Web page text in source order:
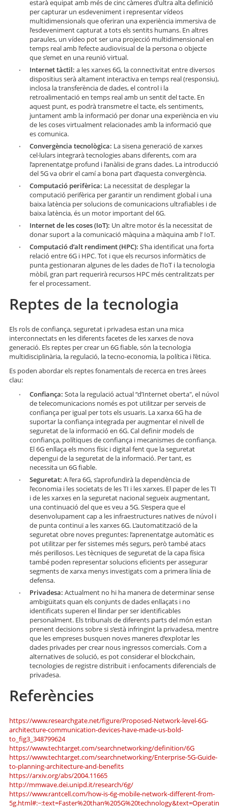
estarà equipat amb més de cinc càmeres d’ultra alta definició
per capturar un esdeveniment i representar vídeos
multidimensionals que oferiran una experiència immersiva de
l’esdeveniment capturat a tots els sentits humans. En altres
paraules, un vídeo pot ser una projecció multidimensional en
temps real amb l’efecte audiovisual de la persona o objecte
que s’emet en una reunió virtual.
Internet tàctil: a les xarxes 6G, la connectivitat entre diversos
dispositius serà altament interactiva en temps real (responsiu),
inclosa la transferència de dades, el control i la
retroalimentació en temps real amb un sentit del tacte. En
aquest punt, es podrà transmetre el tacte, els sentiments,
juntament amb la informació per donar una experiència en viu
de les coses virtualment relacionades amb la informació que
es comunica.
Convergència tecnològica: La sisena generació de xarxes
cel·lulars integrarà tecnologies abans diferents, com ara
l’aprenentatge profund i l’anàlisi de grans dades. La introducció
del 5G va obrir el camí a bona part d’aquesta convergència.
Computació perifèrica: La necessitat de desplegar la
computació perifèrica per garantir un rendiment global i una
baixa latència per solucions de comunicacions ultrafiables i de
baixa latència, és un motor important del 6G.
Internet de les coses (IoT): Un altre motor és la necessitat de
donar suport a la comunicació màquina a màquina amb l’ IoT.
Computació d’alt rendiment (HPC): S’ha identificat una forta
relació entre 6G i HPC. Tot i que els recursos informàtics de
punta gestionaran algunes de les dades de l’IoT i la tecnologia
mòbil, gran part requerirà recursos HPC més centralitzats per
fer el processament.
Reptes de la tecnologia
Els rols de confiança, seguretat i privadesa estan una mica
interconnectats en les diferents facetes de les xarxes de nova
generació. Els reptes per crear un 6G fiable, són la tecnologia
multidisciplinària, la regulació, la tecno-economia, la política i l’ètica.
Es poden abordar els reptes fonamentals de recerca en tres àrees
clau:
Confiança: Sota la regulació actual “d’Internet oberta", el núvol
de telecomunicacions només es pot utilitzar per serveis de
confiança per igual per tots els usuaris. La xarxa 6G ha de
suportar la confiança integrada per augmentar el nivell de
seguretat de la informació en 6G. Cal definir models de
confiança, polítiques de confiança i mecanismes de confiança.
El 6G enllaça els mons físic i digital fent que la seguretat
depengui de la seguretat de la informació. Per tant, es
necessita un 6G fiable.
Seguretat: A l’era 6G, s’aprofundirà la dependència de
l’economia i les societats de les TI i les xarxes. El paper de les TI
i de les xarxes en la seguretat nacional segueix augmentant,
una continuació del que es veu a 5G. S’espera que el
desenvolupament cap a les infraestructures natives de núvol i
de punta continuï a les xarxes 6G. L’automatització de la
seguretat obre noves preguntes: l’aprenentatge automàtic es
pot utilitzar per fer sistemes més segurs, però també atacs
més perillosos. Les tècniques de seguretat de la capa física
també poden representar solucions eficients per assegurar
segments de xarxa menys investigats com a primera línia de
defensa.
Privadesa: Actualment no hi ha manera de determinar sense
ambigüitats quan els conjunts de dades enllaçats i no
identificats superen el llindar per ser identificables
personalment. Els tribunals de diferents parts del món estan
prenent decisions sobre si s’està infringint la privadesa, mentre
que les empreses busquen noves maneres d’explotar les
dades privades per crear nous ingressos comercials. Com a
alternatives de solució, es pot considerar el blockchain,
tecnologies de registre distribuït i enfocaments diferencials de
privadesa.
Referències
https://www.researchgate.net/figure/Proposed-Network-level-6G-
architecture-communication-devices-have-made-us-bold-
to_fig3_348799624
https://www.techtarget.com/searchnetworking/definition/6G
https://www.techtarget.com/searchnetworking/Enterprise-5G-Guide-
to-planning-architecture-and-benefits
https://arxiv.org/abs/2004.11665
http://mmwave.dei.unipd.it/research/6g/
https://www.rantcell.com/how-is-6g-mobile-network-different-from-